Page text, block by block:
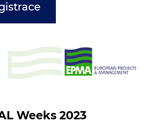
Weeks 2023